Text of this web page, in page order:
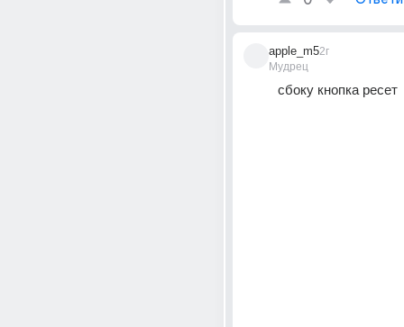
apple_m5
Мудрец
2г
сбоку кнопка ресет